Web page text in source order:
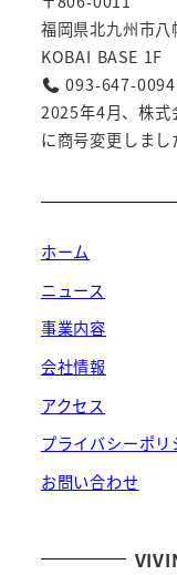
福岡県北九州市
KOBAI BASE 1F
093-647-0094
2025年4月、株式
に商号変更しまし
ホーム
ニュース
事業内容
会社情報
アクセス
プライバシーポリ
お問い合わせ